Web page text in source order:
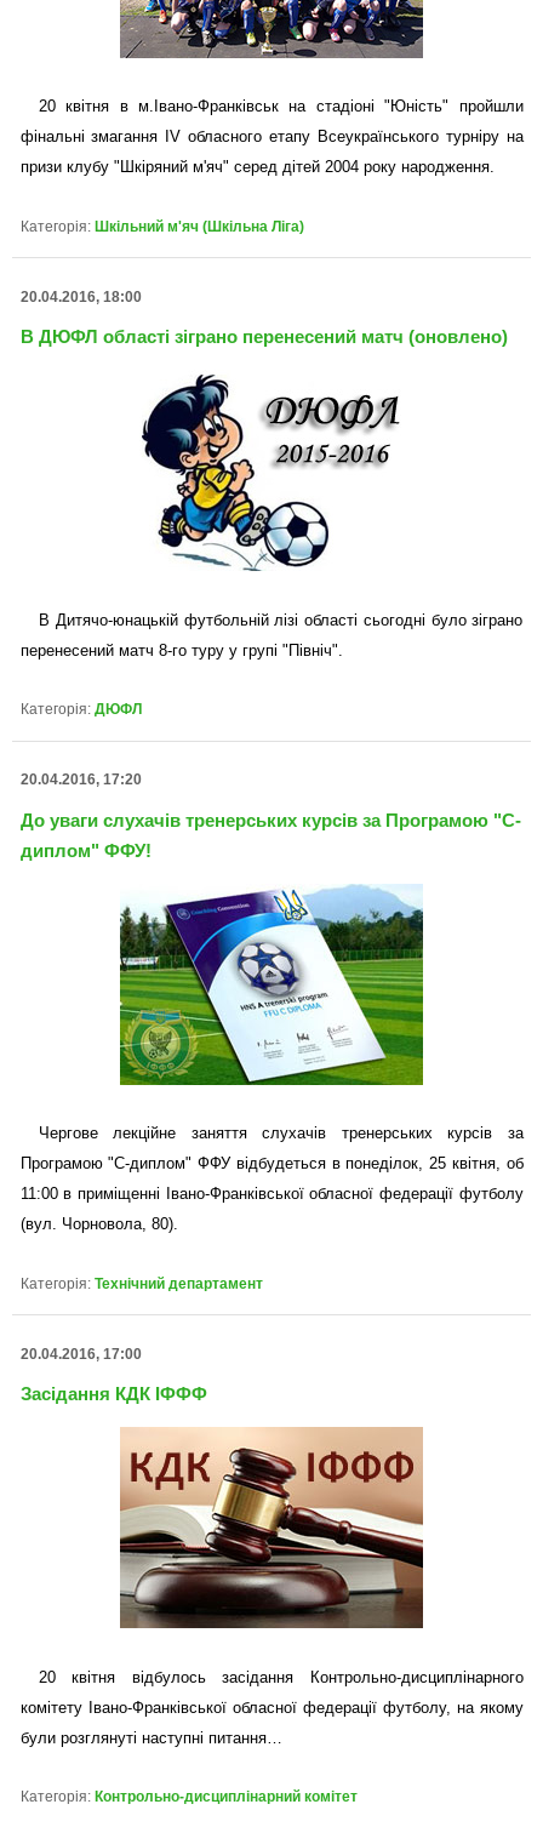
20 квітня в м.Івано-Франківськ на стадіоні "Юність" пройшли
фінальні змагання IV обласного етапу Всеукраїнського турніру на
призи клубу "Шкіряний м'яч" серед дітей 2004 року народження.
Категорія: Шкільний м'яч (Шкільна Ліга)
20.04.2016, 18:00
В ДЮФЛ області зіграно перенесений матч (оновлено)
В Дитячо-юнацькій футбольній лізі області сьогодні було зіграно
перенесений матч 8-го туру у групі "Північ".
Категорія: ДЮФЛ
20.04.2016, 17:20
До уваги слухачів тренерських курсів за Програмою "С-
диплом" ФФУ!
Чергове лекційне заняття слухачів тренерських курсів за
Програмою "С-диплом" ФФУ відбудеться в понеділок, 25 квітня, об
11:00 в приміщенні Івано-Франківської обласної федерації футболу
(вул. Чорновола, 80).
Категорія: Технічний департамент
20.04.2016, 17:00
Засідання КДК ІФФФ
20 квітня відбулось засідання Контрольно-дисциплінарного
комітету Івано-Франківської обласної федерації футболу, на якому
були розглянуті наступні питання…
Категорія: Контрольно-дисциплінарний комітет